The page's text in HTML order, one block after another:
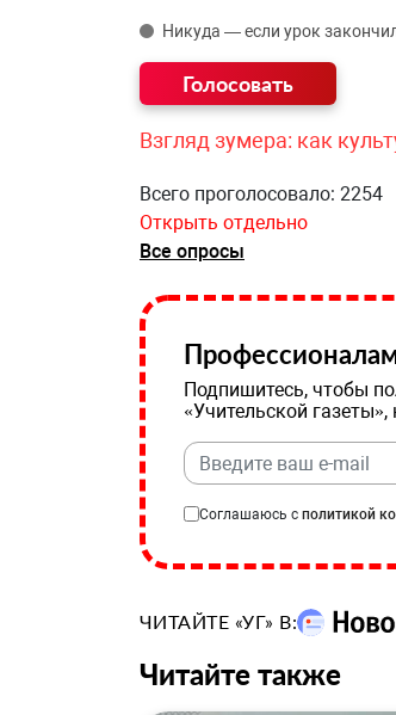
Никуда — если урок
Взгляд зумера: как
Всего проголосовало: 2254
Открыть отдельно
Все опросы
Подпишитесь, чтобы
«Учительской
Соглашаюсь с политикой
ЧИТАЙТЕ «УГ» В:
Читайте также